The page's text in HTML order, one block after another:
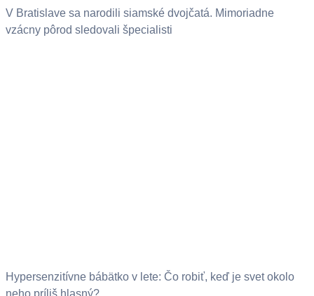
V Bratislave sa narodili siamské dvojčatá. Mimoriadne
vzácny pôrod sledovali špecialisti
Hypersenzitívne bábätko v lete: Čo robiť, keď je svet okolo
neho príliš hlasný?